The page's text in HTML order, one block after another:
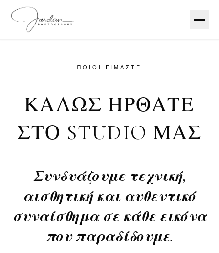
ΠΟΙΟΙ ΕΊΜΑΣΤΕ
ΚΑΛΏΣ ΉΡΘΑΤΕ
ΣΤΟ STUDIO ΜΑΣ
Συνδυάζουμε τεχνική,
αισθητική και αυθεντικό
συναίσθημα σε κάθε εικόνα
που παραδίδουμε.